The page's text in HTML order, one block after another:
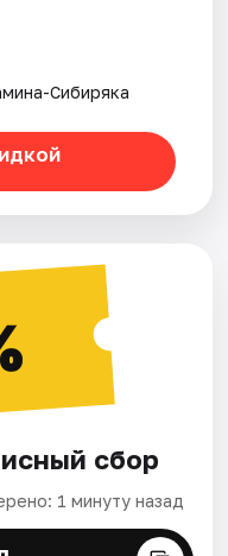
Сибиряка
сбор
1 минуту назад